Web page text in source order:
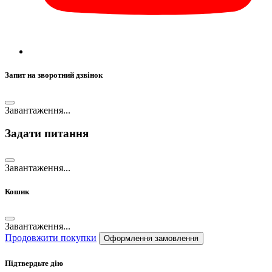
Запит на зворотний дзвінок
Завантаження...
Задати питання
Завантаження...
Кошик
Завантаження...
Продовжити покупки
Оформлення замовлення
Підтвердьте дію